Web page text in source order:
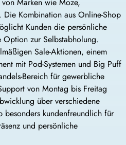
Marken wie Moze,
Kombination aus Online-Shop
Kunden die persönliche
zur Selbstabholung.
Sale-Aktionen, einem
mit Pod-Systemen und Big Puff
Bereich für gewerbliche
von Montag bis Freitag
über verschiedene
besonders kundenfreundlich für
und persönliche